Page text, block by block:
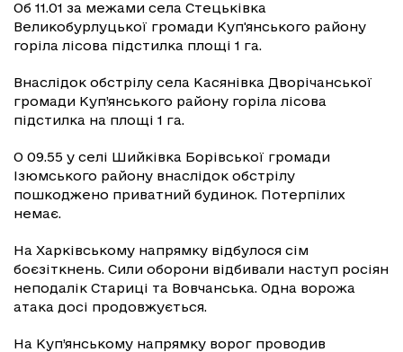
Об 11.01 за межами села Стецьківка
Великобурлуцької громади Куп'янського району
горіла лісова підстилка площі 1 га.
Внаслідок обстрілу села Касянівка Дворічанської
громади Куп’янського району горіла лісова
підстилка на площі 1 га.
О 09.55 у селі Шийківка Борівської громади
Ізюмського району внаслідок обстрілу
пошкоджено приватний будинок. Потерпілих
немає.
На Харківському напрямку відбулося сім
боєзіткнень. Сили оборони відбивали наступ росіян
неподалік Стариці та Вовчанська. Одна ворожа
атака досі продовжується.
На Куп’янському напрямку ворог проводив